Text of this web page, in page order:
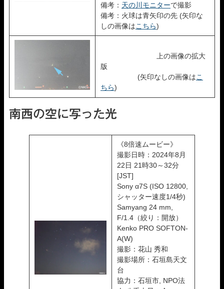
備考： 天の川モニターで撮影
備考：火球は青矢印の先 (矢印な
しの画像はこちら)
上の画像の拡大
版
(矢印なしの画像はこ
ちら)
南西の空に写った光
《8倍速ムービー》
撮影日時：2024年8月
22日 21時30～32分
[JST]
Sony α7S (ISO 12800,
シャッター速度1/4秒)
Samyang 24 mm,
F/1.4（絞り：開放）
Kenko PRO SOFTON-
A(W)
撮影：花山 秀和
撮影場所：石垣島天文
台
協力：石垣市, NPO法